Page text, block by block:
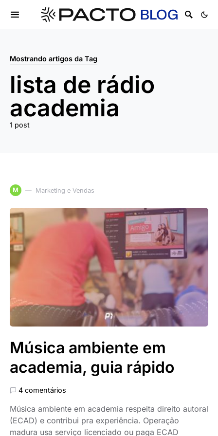
Mostrando artigos da Tag
lista de rádio
academia
1 post
M Marketing e Vendas
Música ambiente em
academia, guia rápido
4 comentários
Música ambiente em academia respeita direito autoral
(ECAD) e contribui pra experiência. Operação
madura usa serviço licenciado ou paga ECAD